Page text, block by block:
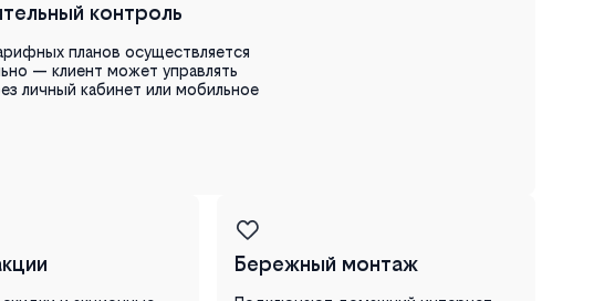
контроль
планов осуществляется
— клиент может управлять
личный кабинет или мобильное
Бережный монтаж